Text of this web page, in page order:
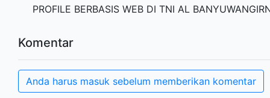
PROFILE BERBASIS WEB DI TNI AL
Komentar
Anda harus masuk sebelum memberikan komentar